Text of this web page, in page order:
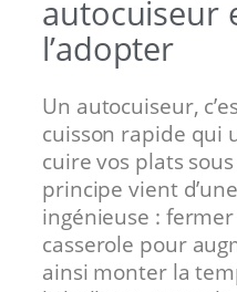
autocuiseur
l’adopter
Un autocuiseur,
cuisson rapide qui
cuire vos plats
principe vient
ingénieuse :
casserole pour
ainsi monter la